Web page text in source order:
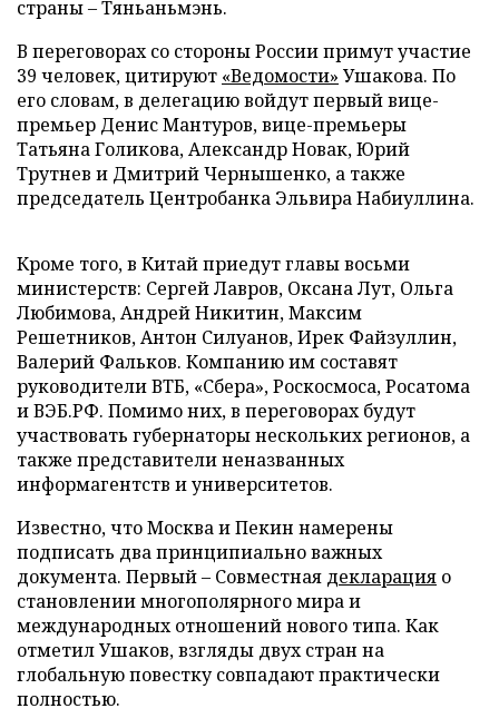
страны – Тяньаньмэнь.
В переговорах со стороны России примут участие
39 человек, цитируют «Ведомости» Ушакова. По
его словам, в делегацию войдут первый вице-
премьер Денис Мантуров, вице-премьеры
Татьяна Голикова, Александр Новак, Юрий
Трутнев и Дмитрий Чернышенко, а также
председатель Центробанка Эльвира Набиуллина.
Кроме того, в Китай приедут главы восьми
министерств: Сергей Лавров, Оксана Лут, Ольга
Любимова, Андрей Никитин, Максим
Решетников, Антон Силуанов, Ирек Файзуллин,
Валерий Фальков. Компанию им составят
руководители ВТБ, «Сбера», Роскосмоса, Росатома
и ВЭБ.РФ. Помимо них, в переговорах будут
участвовать губернаторы нескольких регионов, а
также представители неназванных
информагентств и университетов.
Известно, что Москва и Пекин намерены
подписать два принципиально важных
документа. Первый – Совместная декларация о
становлении многополярного мира и
международных отношений нового типа. Как
отметил Ушаков, взгляды двух стран на
глобальную повестку совпадают практически
полностью.